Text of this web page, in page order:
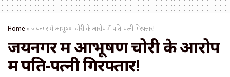
Home »जयनगर में आभूषण चोरी के आरोप में पति-पत्नी गिरफ्तार!
जयनगर में आभूषण चोरी के आरोप
में पति-पत्नी गिरफ्तार!